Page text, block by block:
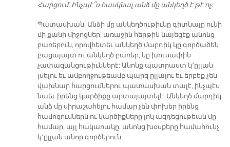
Հարցում. Ինչպէ՞ս հասկնալ անձ մը անկեղծ է թէ ոչ:
Պատասխան. Անձի մը անկեղծութիւնը գիտնալը ունի
մի քանի միջոցներ. առաջին հերթին նայեցէք անոնց
բառերուն, որովհետեւ անկեղծ մարդիկ կը գործածեն
բացայայտ ու անկեղծ բառեր, կը խուսափին
չափազանցութիւններէ: Անոնք պատրաստ կ՚ըլլան
լսելու եւ ամբողջութեամբ պարզ ըլլալու եւ երբեք չեն
վախնար հարցումներու պատասխան տալէ, ինչպէս
նաեւ իրենց կարծիքը արտայայտելէ: Անկեղծ մարդիկ
անձ մը սիրաշահելու համար չեն փոխեր իրենց
համոզումներն ու կարծիքները լոկ ազդեցութեան մը
համար, այլ հակառակը, անոնց խօսքերը համահունչ
կ՚ըլլան անոր գործերուն: